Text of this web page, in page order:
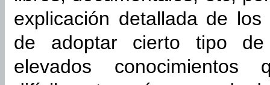
explicación detallada de
de adoptar cierto tipo
elevados